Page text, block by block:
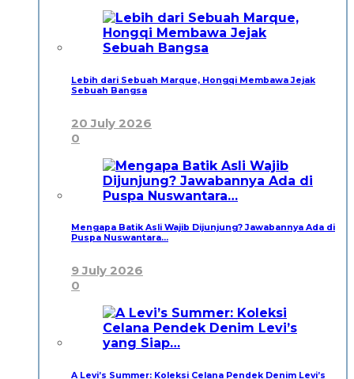
Lebih dari Sebuah Marque, Hongqi Membawa Jejak
Sebuah Bangsa
20 July 2026
0
Mengapa Batik Asli Wajib Dijunjung? Jawabannya Ada di
Puspa Nuswantara…
9 July 2026
0
A Levi’s Summer: Koleksi Celana Pendek Denim Levi’s